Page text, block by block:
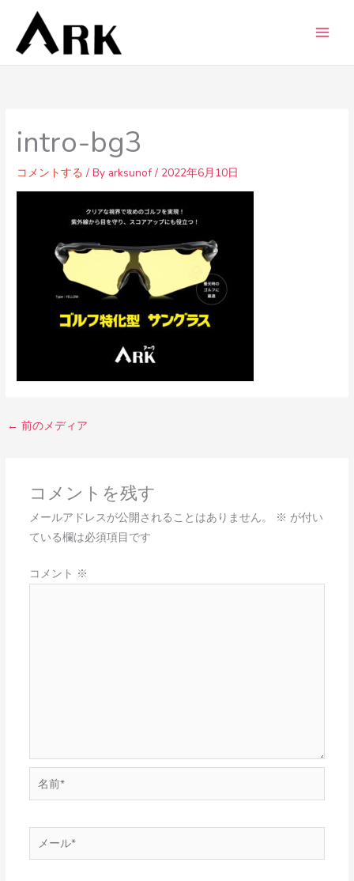
ス
intro-bg3
コメントする / By arksunof/ 2022年6月10日
← 前のメディア
コメントを残す
メールアドレスが公開されることはありません。 ※ が付い
ている欄は必須項目です
コメント ※
前
ー